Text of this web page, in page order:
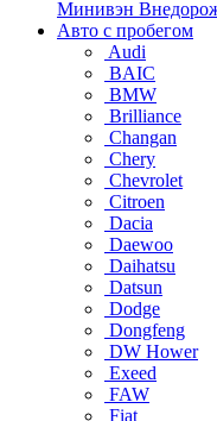
Минивэн
Авто с пробегом
Audi
BAIC
BMW
Brilliance
Changan
Chery
Chevrolet
Citroen
Dacia
Daewoo
Daihatsu
Datsun
Dodge
Dongfeng
DW Hower
Exeed
FAW
Fiat